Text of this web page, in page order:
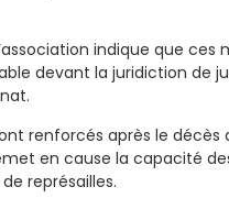
indique que ces
devant la juridiction de
renforcés après le décès
en cause la capacité
représailles.